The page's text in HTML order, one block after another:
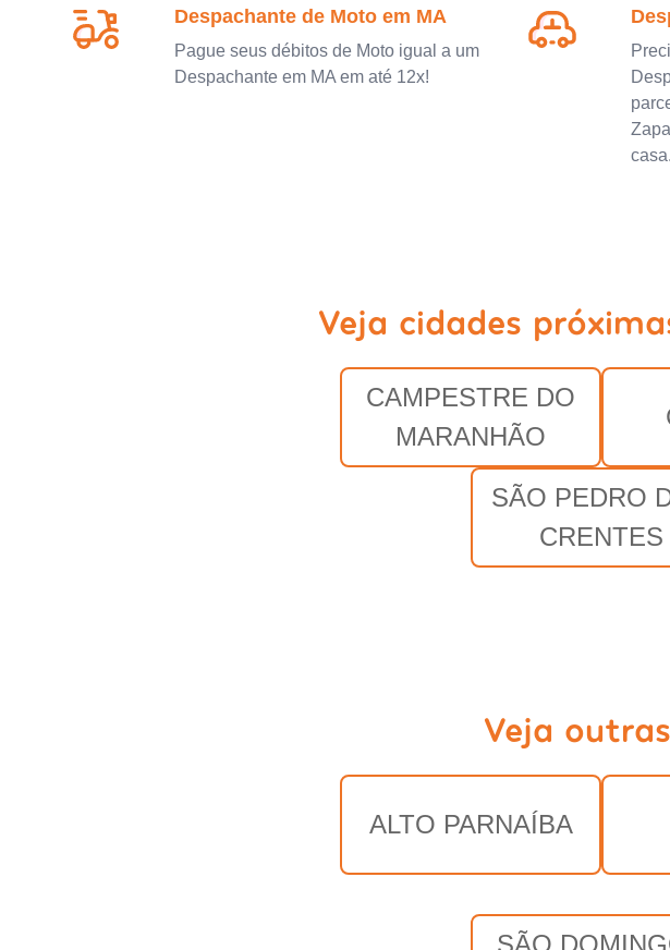
Despachante de Moto em MA
Pague seus débitos de Moto igual a um
Despachante em MA em até 12x!
casa.
Veja cidades
CAMPESTRE DO
MARANHÃO
SÃO PEDRO
CRENTES
Veja
ALTO PARNAÍBA